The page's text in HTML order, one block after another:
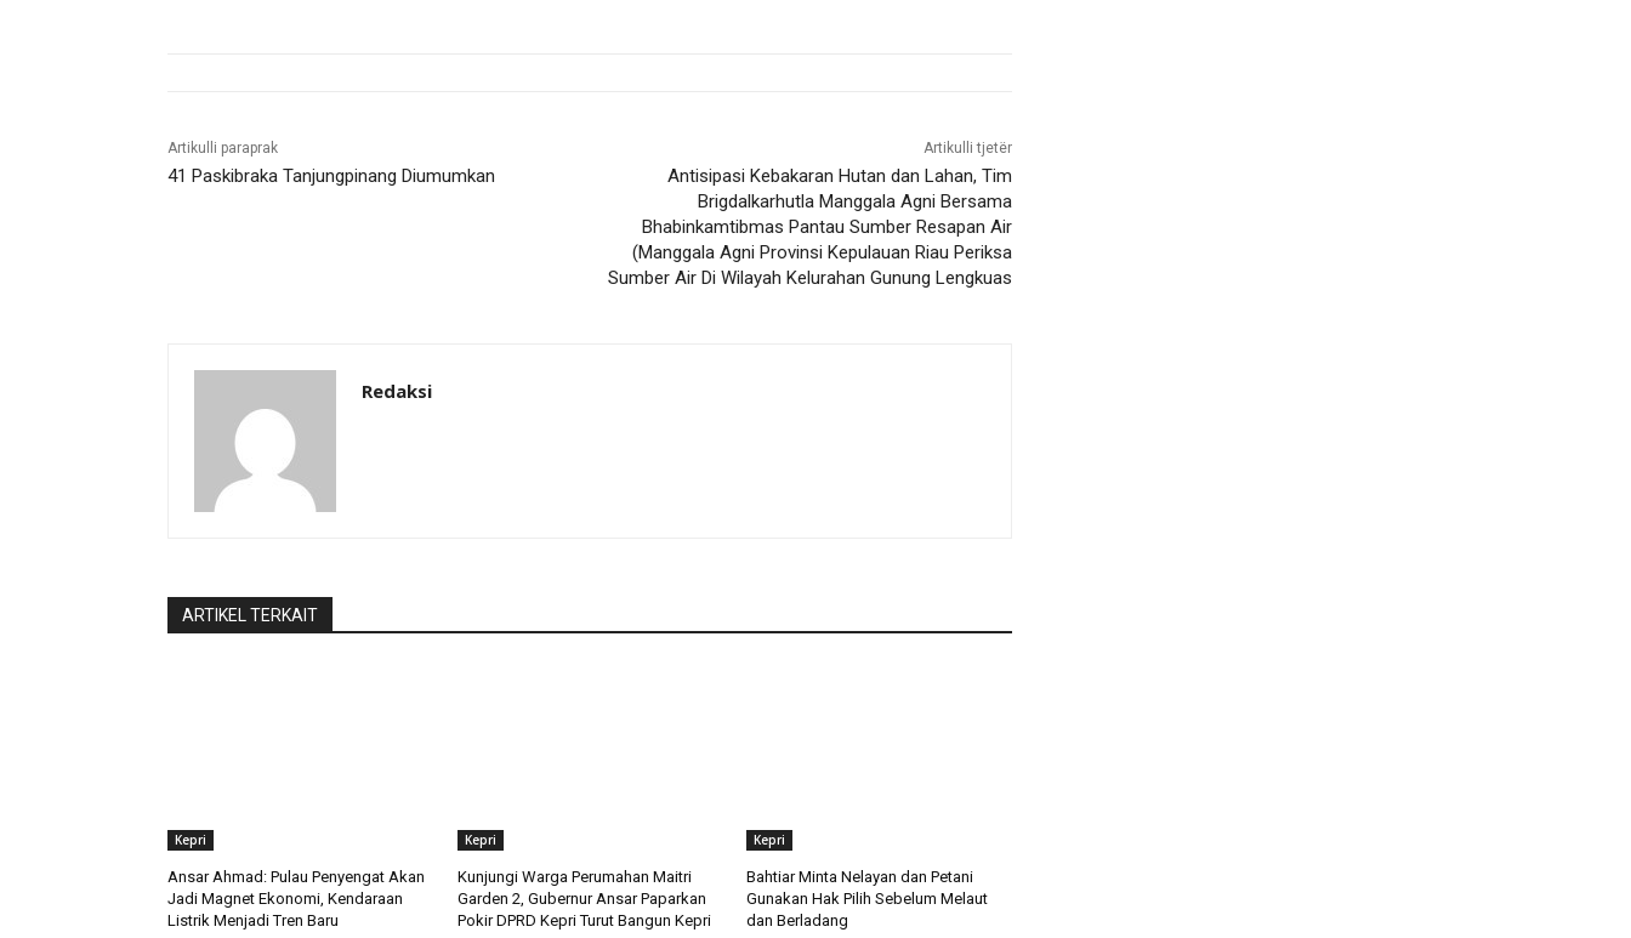
Artikulli paraprak
41 Paskibraka Tanjungpinang Diumumkan
Artikulli tjetër
Antisipasi Kebakaran Hutan dan Lahan, Tim
Brigdalkarhutla Manggala Agni Bersama
Bhabinkamtibmas Pantau Sumber Resapan Air
(Manggala Agni Provinsi Kepulauan Riau Periksa
Sumber Air Di Wilayah Kelurahan Gunung Lengkuas
Redaksi
ARTIKEL TERKAIT
Kepri
Ansar Ahmad: Pulau Penyengat Akan
Jadi Magnet Ekonomi, Kendaraan
Listrik Menjadi Tren Baru
Kepri
Kunjungi Warga Perumahan Maitri
Garden 2, Gubernur Ansar Paparkan
Pokir DPRD Kepri Turut Bangun Kepri
Kepri
Bahtiar Minta Nelayan dan Petani
Gunakan Hak Pilih Sebelum Melaut
dan Berladang